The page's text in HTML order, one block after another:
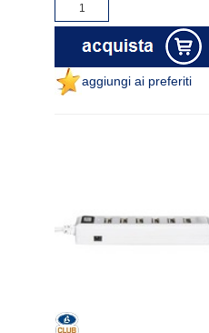
aggiungi ai preferiti